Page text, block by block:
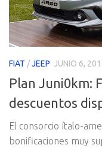
FIAT /JEEP JUNIO 6,
Plan Juni0km:
descuentos
El consorcio ítalo-
bonificaciones muy